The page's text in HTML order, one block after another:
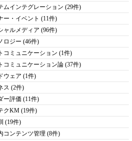
ムインテグレーション (29件)
ー・イベント (11件)
ャルメディア (96件)
ロジー (46件)
コミュニケーション (1件)
コミュニケーション論 (37件)
ウェア (1件)
ス (2件)
ー評価 (11件)
クKM (19件)
(19件)
コンテンツ管理 (8件)